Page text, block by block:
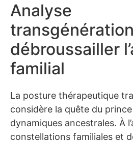
Analyse
débroussailler
familial
La posture thérapeutique
considère la quête du
dynamiques ancestrales. À
constellations familiales et